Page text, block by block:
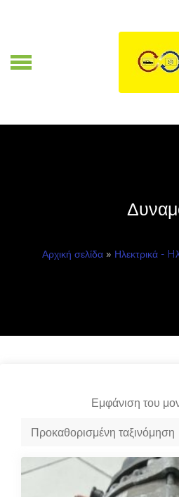
Αρχική σελίδα » Ηλεκτρικά -
Εμφάνιση του